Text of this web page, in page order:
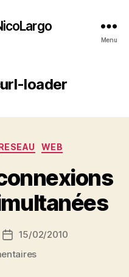
Menu
loader
WEB
Date15/02/2010
sur